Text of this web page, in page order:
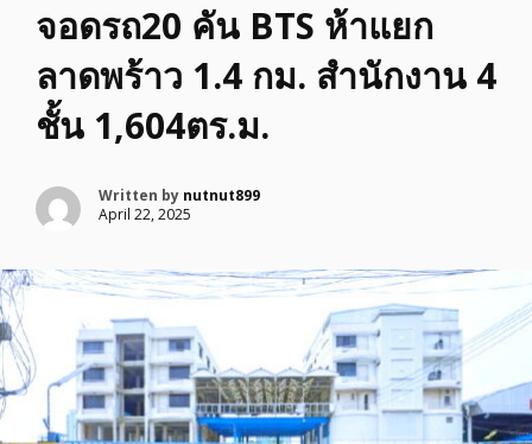
จอดรถ20 คัน BTS ห้าแยก
ลาดพร้าว 1.4 กม. สำนักงาน 4
ชั้น 1,604ตร.ม.
Written by nutnut899
April 22, 2025